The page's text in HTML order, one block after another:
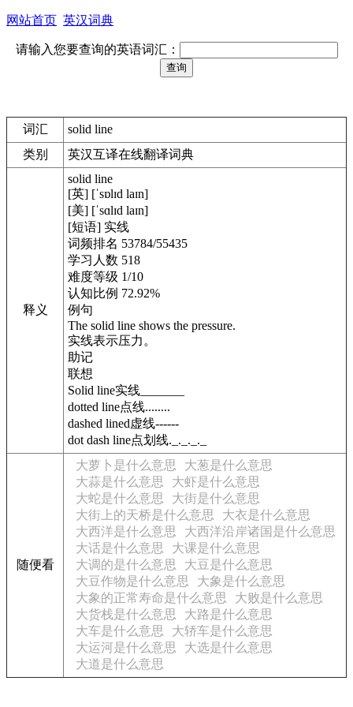
网站首页 英汉词典
请输入您要查询的英语词汇：
词汇
solid line
类别
英汉互译在线翻译词典
释义
solid line
[英] [ˈsɒlɪd laɪn]
[美] [ˈsɑlɪd laɪn]
[短语] 实线
词频排名 53784/55435
学习人数 518
难度等级 1/10
认知比例 72.92%
例句
The solid line shows the pressure.
实线表示压力。
助记
联想
Solid line实线_______
dotted line点线........
dashed lined虚线------
dot dash line点划线._._._._
随便看
大萝卜是什么意思
大葱是什么意思
大蒜是什么意思
大虾是什么意思
大蛇是什么意思
大街是什么意思
大街上的天桥是什么意思
大衣是什么意思
大西洋是什么意思
大西洋沿岸诸国是什么意思
大话是什么意思
大课是什么意思
大调的是什么意思
大豆是什么意思
大豆作物是什么意思
大象是什么意思
大象的正常寿命是什么意思
大败是什么意思
大货栈是什么意思
大路是什么意思
大车是什么意思
大轿车是什么意思
大运河是什么意思
大选是什么意思
大道是什么意思